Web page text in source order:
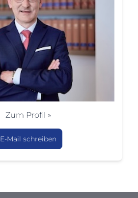
Zum Profil »
E-Mail schreiben